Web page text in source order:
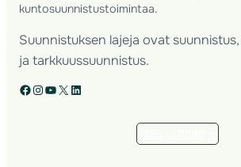
kuntosuunnistustoimintaa.
Suunnistuksen lajeja ovat
ja tarkkuussuunnistus.
Facebook Instagram YouTube X LinkedIn